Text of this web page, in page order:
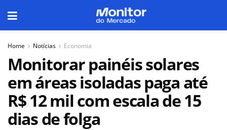
Home Notícias Economia
Monitorar painéis solares
em áreas isoladas paga até
R$ 12 mil com escala de 15
dias de folga